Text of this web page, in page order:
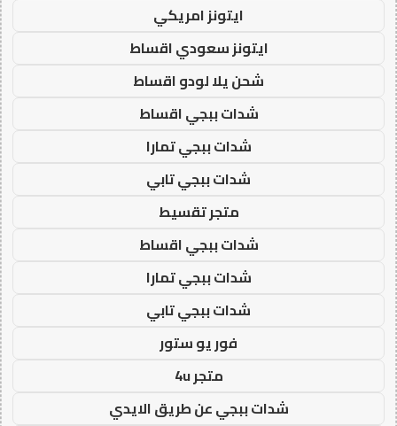
ايتونز امريكي
ايتونز سعودي اقساط
شحن يلا لودو اقساط
شدات ببجي اقساط
شدات ببجي تمارا
شدات ببجي تابي
متجر تقسيط
شدات ببجي اقساط
شدات ببجي تمارا
شدات ببجي تابي
فور يو ستور
متجر 4u
شدات ببجي عن طريق الايدي